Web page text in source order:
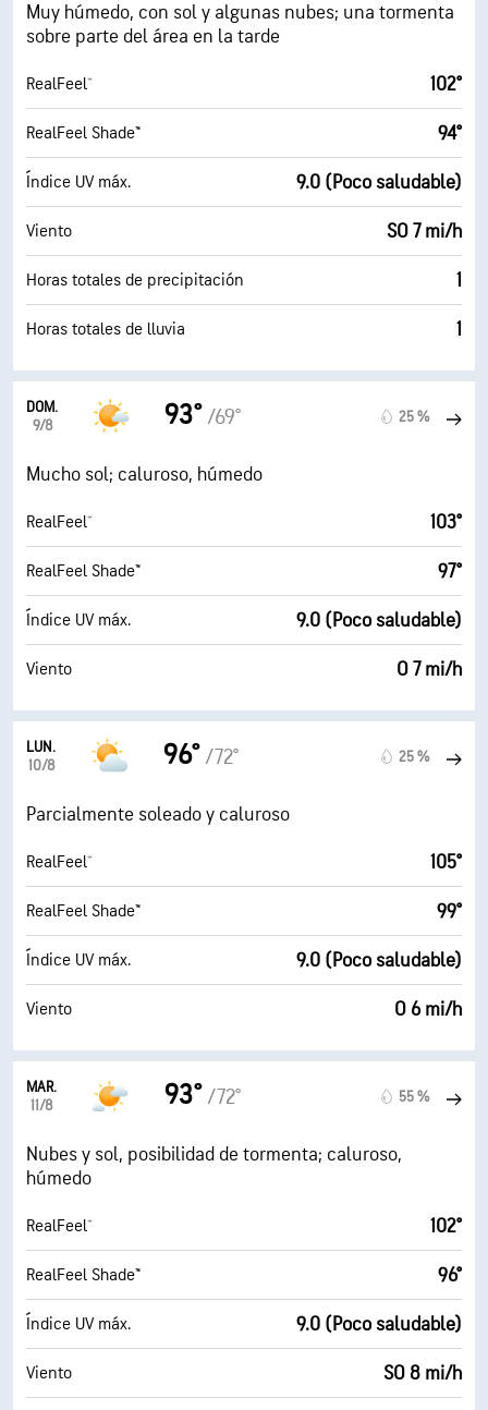
Muy húmedo, con sol y algunas nubes; una tormenta
sobre parte del área en la tarde
RealFeel® 102°
RealFeel Shade™ 94°
Índice UV máx. 9.0 (Poco saludable)
Viento SO 7 mi/h
Horas totales de precipitación 1
Horas totales de lluvia 1
DOM.
9/8
93° /69° 25 %
Mucho sol; caluroso, húmedo
RealFeel® 103°
RealFeel Shade™ 97°
Índice UV máx. 9.0 (Poco saludable)
Viento O 7 mi/h
LUN.
10/8
96° /72° 25 %
Parcialmente soleado y caluroso
RealFeel® 105°
RealFeel Shade™ 99°
Índice UV máx. 9.0 (Poco saludable)
Viento O 6 mi/h
MAR.
11/8
93° /72° 55 %
Nubes y sol, posibilidad de tormenta; caluroso,
húmedo
RealFeel® 102°
RealFeel Shade™ 96°
Índice UV máx. 9.0 (Poco saludable)
Viento SO 8 mi/h